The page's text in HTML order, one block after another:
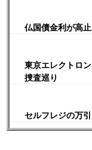
仏国債金利が高
東京エレクトロ
捜査巡り
セルフレジの万